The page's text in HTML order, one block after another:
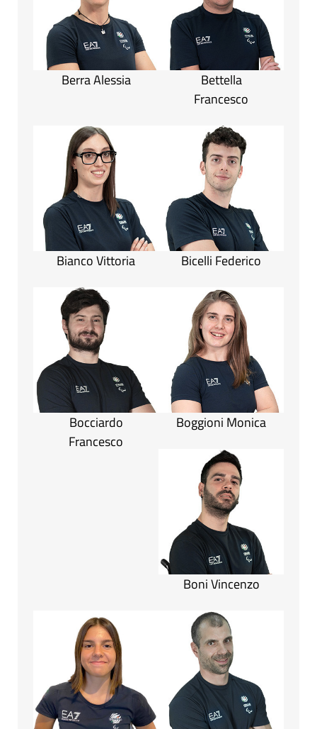
Berra Alessia
Bettella
Francesco
Bianco Vittoria Bicelli Federico
Bocciardo
Francesco
Boggioni Monica
Boni Vincenzo